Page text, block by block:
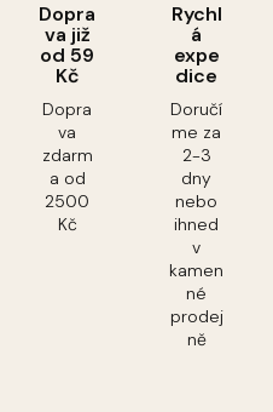
Dopra
va již
od 59
Kč
Dopra
va
zdarm
a od
2500
Kč
Rychl
á
expe
dice
Doručí
me za
2-3
dny
nebo
ihned
v
kamen
né
prodej
ně